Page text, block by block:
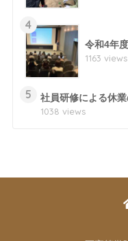
4
令和4年
1163 views
5
社員研修による休
1038 views